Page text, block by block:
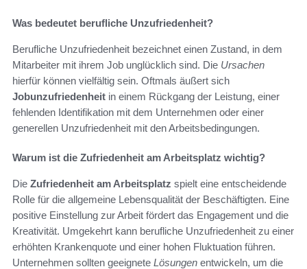
Was bedeutet berufliche Unzufriedenheit?
Berufliche Unzufriedenheit bezeichnet einen Zustand, in dem
Mitarbeiter mit ihrem Job unglücklich sind. Die Ursachen
hierfür können vielfältig sein. Oftmals äußert sich
Jobunzufriedenheit in einem Rückgang der Leistung, einer
fehlenden Identifikation mit dem Unternehmen oder einer
generellen Unzufriedenheit mit den Arbeitsbedingungen.
Warum ist die Zufriedenheit am Arbeitsplatz wichtig?
Die Zufriedenheit am Arbeitsplatz spielt eine entscheidende
Rolle für die allgemeine Lebensqualität der Beschäftigten. Eine
positive Einstellung zur Arbeit fördert das Engagement und die
Kreativität. Umgekehrt kann berufliche Unzufriedenheit zu einer
erhöhten Krankenquote und einer hohen Fluktuation führen.
Unternehmen sollten geeignete Lösungen entwickeln, um die